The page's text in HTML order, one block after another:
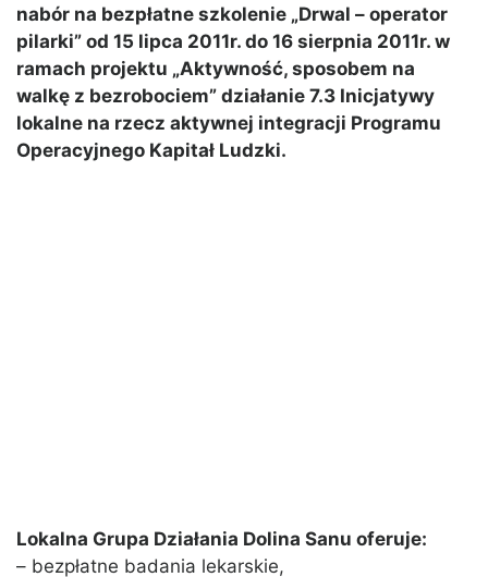
nabór na bezpłatne szkolenie „Drwal – operator
pilarki” od 15 lipca 2011r. do 16 sierpnia 2011r. w
ramach projektu „Aktywność, sposobem na
walkę z bezrobociem” działanie 7.3 Inicjatywy
lokalne na rzecz aktywnej integracji Programu
Operacyjnego Kapitał Ludzki.
Lokalna Grupa Działania Dolina Sanu oferuje:
– bezpłatne badania lekarskie,